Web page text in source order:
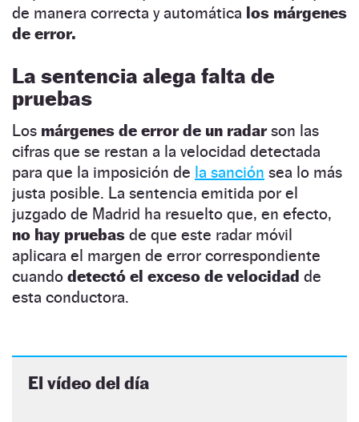
de manera correcta y automática los márgenes
de error.
La sentencia alega falta de
pruebas
Los márgenes de error de un radarson las
cifras que se restan a la velocidad detectada
para que la imposición de la sanción sea lo más
justa posible. La sentencia emitida por el
juzgado de Madrid ha resuelto que, en efecto,
no hay pruebas de que este radar móvil
aplicara el margen de error correspondiente
cuando detectó el exceso de velocidad de
esta conductora.
El vídeo del día